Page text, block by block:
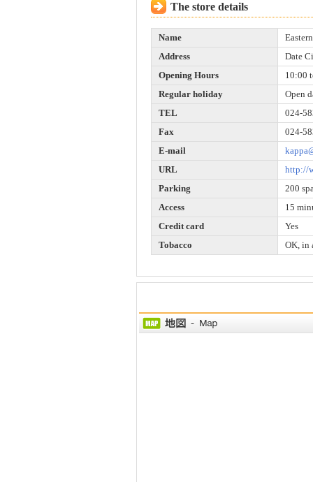
The store details
Name
Address
Date
Opening Hours
10:00
Regular holiday
Open
TEL
024-
Fax
024-
E-mail
URL
http://
Parking
200
Access
15
Credit card
Yes
Tobacco
OK, in